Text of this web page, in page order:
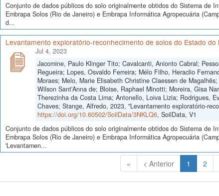
Conjunto de dados públicos do solo originalmente obtidos do Sistema de
Embrapa Solos (Rio de Janeiro) e Embrapa Informática Agropecuária
d...
Levantamento exploratório-reconhecimento de solos do Estado do
Jul 4, 2023
Jacomine, Paulo Klinger Tito; Cavalcanti, Anionto Cabral;
Regueira; Lopes, Osvaldo Ferreira; Mélo Filho, Heraclio
Moraes; Melo, Marie Elisabeth Christine Claessen de
Wilson Sant'Anna de; Bloise, Raphael Minotti; Moreira, Gisa
Therezinha da Costa Lima; Antonello, Loiva Lizia; Rodrigues,
Chaves; Stange, Alfredo, 2023, "Levantamento exploratório-
https://doi.org/10.60502/SoilData/3NKLQ6, SoilData, V1
Conjunto de dados públicos do solo originalmente obtidos do Sistema de
Embrapa Solos (Rio de Janeiro) e Embrapa Informática Agropecuária
'Levantamen...
« < Anterior 1 (Atual)
2